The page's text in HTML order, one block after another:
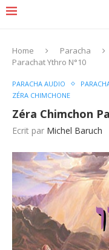
Home Paracha
Parachat Ythro N°10
PARACHA AUDIO
ZÉRA CHIMCHONE
Zéra Chimchon
Ecrit par Michel Baruch